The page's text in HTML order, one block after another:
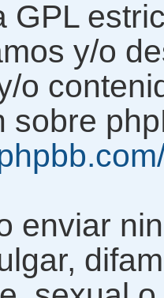
GPL
y/o
o
sobre
enviar